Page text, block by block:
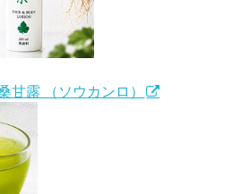
露 （ソウカンロ）